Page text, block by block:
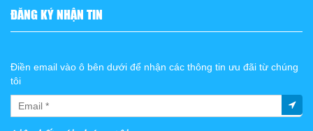
ĐĂNG KÝ NHẬN TIN
Điền email vào ô bên dưới để nhận các thông tin ưu đãi từ chúng
tôi